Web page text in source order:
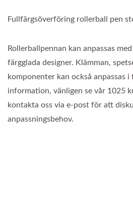
Fullfärgsöverföring rollerball pen
Rollerballpennan kan anpassas
färgglada designer. Klämman,
komponenter kan också anpassas
information, vänligen se vår 1025
kontakta oss via e-post för att
anpassningsbehov.